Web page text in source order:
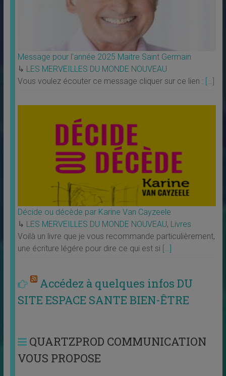
Message pour l’année 2025 Maitre Saint Germain
↳ LES MERVEILLES DU MONDE NOUVEAU
Vous voulez écouter ce message cliquer sur ce lien : […]
Décide ou décède par Karine Van Cayzeele
↳ LES MERVEILLES DU MONDE NOUVEAU, Livres
Voilà un livre que je vous recommande particulièrement,
une écriture légére pour dire ce qui est si […]
Accédez à quelques infos DU
SITE ESPACE SANTE BIEN-ÊTRE
QUARTZPROD COMMUNICATION
VOUS PROPOSE